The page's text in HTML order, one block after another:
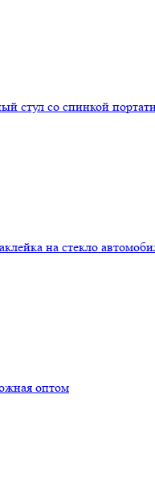
стул со спинкой
на стекло
оптом